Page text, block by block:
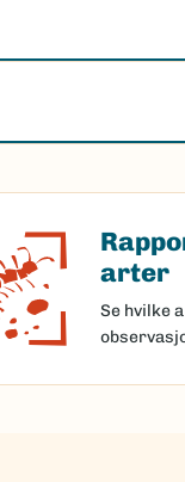
arter
Se hvilke